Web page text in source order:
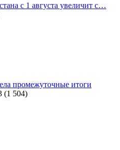
с 1 августа увеличит с…
промежуточные итоги
(1 504)